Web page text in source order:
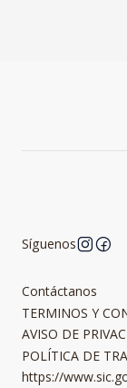
Síguenos
Contáctanos
TERMINOS Y
AVISO DE
POLÍTICA DE
https://